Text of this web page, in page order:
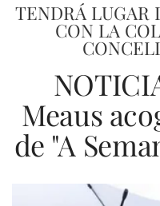
TENDRÁ LUGAR
CON LA
Meaus
de "A